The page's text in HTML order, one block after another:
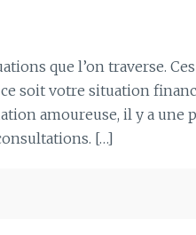
que l’on traverse.
soit votre situation
amoureuse, il y a une
[…]